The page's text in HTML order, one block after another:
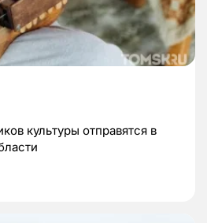
культуры отправятся в